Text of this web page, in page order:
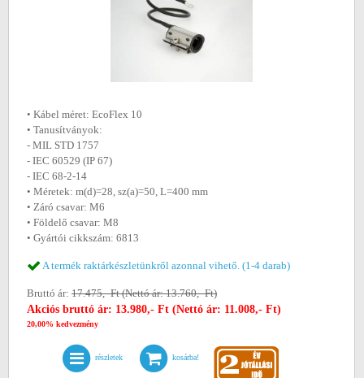
• Kábel méret: EcoFlex 10
• Tanusítványok:
- MIL STD 1757
- IEC 60529 (IP 67)
- IEC 68-2-14
• Méretek: m(d)=28, sz(a)=50, L=400 mm
• Záró csavar: M6
• Földelő csavar: M8
• Gyártói cikkszám: 6813
A termék raktárkészletünkről azonnal vihető. (1-4 darab)
Bruttó ár: 17.475,- Ft (Nettó ár: 13.760,- Ft)
Akciós bruttó ár: 13.980,- Ft (Nettó ár: 11.008,- Ft)
20,00% kedvezmény
részletek kosárba!